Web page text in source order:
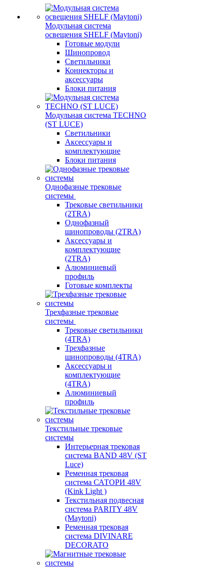
Модульная система
освещения SHELF (Maytoni)
Готовые модули
Шинопровод
Светильники
Коннекторы и
аксессуары
Блоки питания
Модульная система TECHNO
(ST LUCE)
Светильники
Аксессуары и
комплектующие
Блоки питания
Однофазные трековые
системы
Трековые светильники
(2TRA)
Однофазный
шинопроводы (2TRA)
Аксессуары и
комплектующие
(2TRA)
Алюминиевый
профиль
Готовые комплекты
Трехфазные трековые
системы
Трековые светильники
(4TRA)
Трехфазные
шинопроводы (4TRA)
Аксессуары и
комплектующие
(4TRA)
Алюминиевый
профиль
Текстильные трековые
системы
Интерьерная трековая
система BAND 48V (ST
Luce)
Ременная трековая
система САТОРИ 48V
(Kink Light )
Текстильная подвесная
система PARITY 48V
(Maytoni)
Ременная трековая
система DIVINARE
DECORATO